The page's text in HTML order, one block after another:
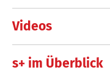
Videos
s+ im Überblick